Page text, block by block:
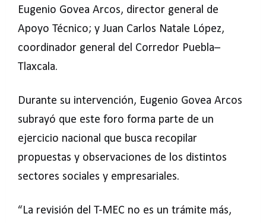
Eugenio Govea Arcos, director general de
Apoyo Técnico; y Juan Carlos Natale López,
coordinador general del Corredor Puebla–
Tlaxcala.
Durante su intervención, Eugenio Govea Arcos
subrayó que este foro forma parte de un
ejercicio nacional que busca recopilar
propuestas y observaciones de los distintos
sectores sociales y empresariales.
“La revisión del T-MEC no es un trámite más,